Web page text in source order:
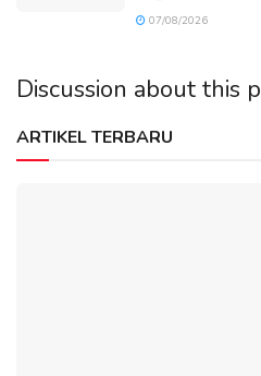
07/08/2026
Discussion about this
ARTIKEL TERBARU